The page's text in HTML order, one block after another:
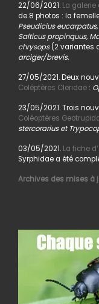
22/06/2021. La
de 8 photos : la
Pseudicius
Salticus propinquus,
chrysops(2 variantes
arciger/brevis.
27/05/2021. Deux
Coléptères Cleridae:
23/05/2021. Trois
Coléoptères
stercorarius et
03/05/2021. La fiche d’
Syrphidae a été
Archives des mises à